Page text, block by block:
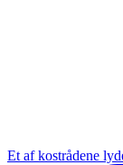
Et af kostrådene